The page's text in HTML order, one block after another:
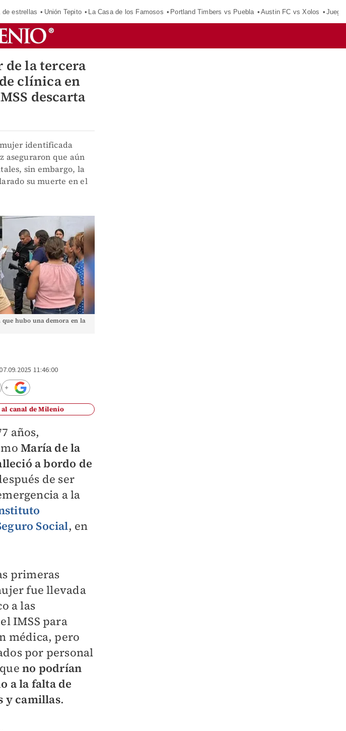
de estrellas Unión Tepito La Casa de los Famosos Portland Timbers vs Puebla Austin FC vs Xolos
de la tercera
clínica en
descarta
identificada
aseguraron que aún
sin embargo, la
su muerte en el
hubo una demora en la
11:46:00
al canal de Milenio
años,
María de la
a bordo de
de ser
a la
Social, en
primeras
fue llevada
a las
IMSS para
médica, pero
por personal
no podrían
a la falta de
y camillas.